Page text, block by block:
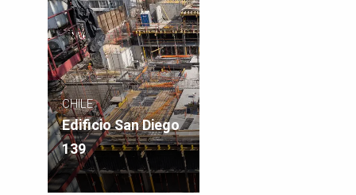
CHILE
Edificio San Diego
139